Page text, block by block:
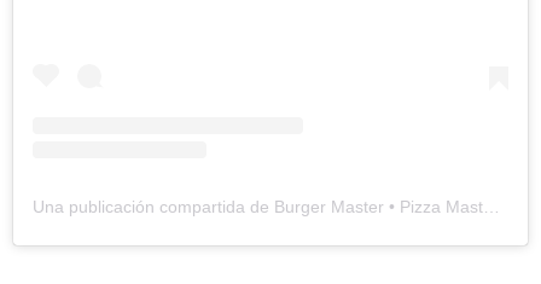
Una publicación compartida de Burger Master • Pizza Master • Sushi Master (@masteroficial2025)